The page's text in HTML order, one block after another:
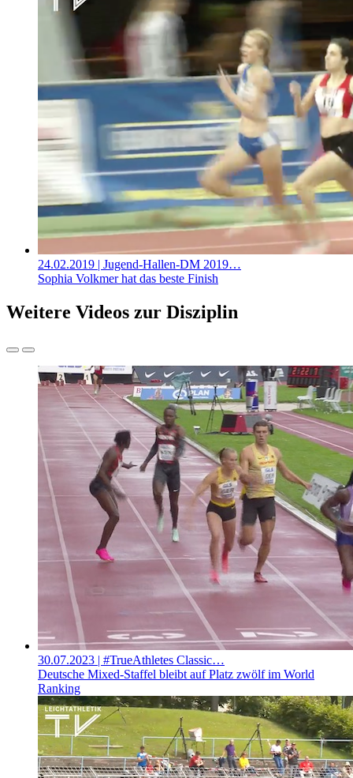
24.02.2019 | Jugend-Hallen-DM 2019…
Sophia Volkmer hat das beste Finish
Weitere Videos zur Disziplin
30.07.2023 | #TrueAthletes Classic…
Deutsche Mixed-Staffel bleibt auf Platz zwölf im World
Ranking